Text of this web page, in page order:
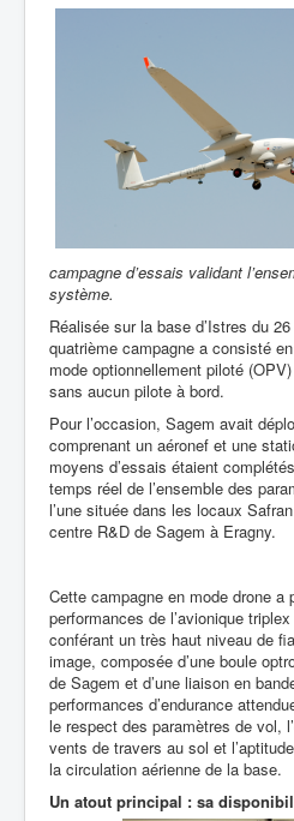
campagne d’essais validant
système.
Réalisée sur la base d’Istres du
quatrième campagne a consisté
mode optionnellement piloté
sans aucun pilote à bord.
Pour l’occasion, Sagem avait
comprenant un aéronef et une
moyens d’essais étaient
temps réel de l’ensemble des
l’une située dans les locaux
centre R&D de Sagem à Eragny.
Cette campagne en mode drone a
performances de l’avionique
conférant un très haut niveau de
image, composée d’une boule
de Sagem et d’une liaison en
performances d’endurance
le respect des paramètres de vol,
vents de travers au sol et
la circulation aérienne de la base.
Un atout principal : sa